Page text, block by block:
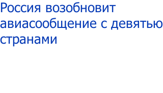
Россия возобновит
авиасообщение с девятью
странами